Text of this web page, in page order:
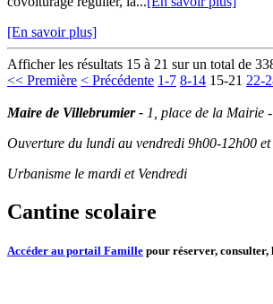
[En savoir plus]
Afficher les résultats 15 à 21 sur un total de
<< Première < Précédente 1-7 8-14 15-21 22-
Maire de Villebrumier - 1, place de la Mairie
Ouverture du lundi au vendredi 9h00-12h00
Urbanisme le mardi et Vendredi
Cantine scolaire
Accéder au portail Famille pour réserver, consulter,